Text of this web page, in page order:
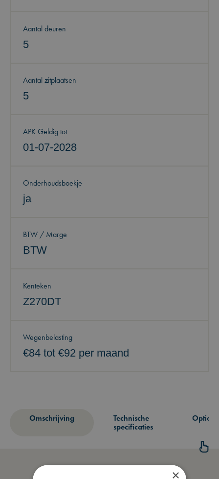
Aantal deuren
5
Aantal zitplaatsen
5
APK Geldig tot
01-07-2028
Onderhoudsboekje
ja
BTW / Marge
BTW
Kenteken
Z270DT
Wegenbelasting
€84 tot €92 per maand
Omschrijving
Technische
specificaties
Opties
×